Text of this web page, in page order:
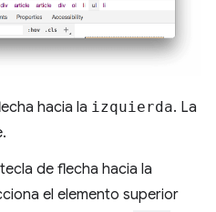
hacia la izquierda. La
de flecha hacia la
el elemento superior